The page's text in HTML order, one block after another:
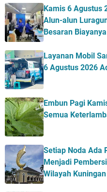
Kamis 6 Agustus
Alun-alun
Besaran Biayanya
Layanan Mobil
6 Agustus 2026
Embun Pagi
Semua
Setiap Noda Ada
Menjadi
Wilayah